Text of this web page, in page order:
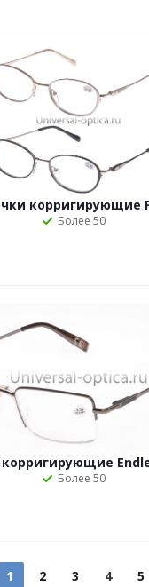
корригирующие
Более 50
корригирующие
Более 50
1 2 3 4 5